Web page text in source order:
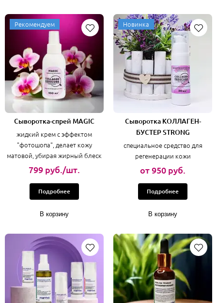
Рекомендуем
Сыворотка-спрей MAGIC
жидкий крем с эффектом
"фотошопа", делает кожу
матовой, убирая жирный блеск
799 руб./шт.
Подробнее
В корзину
Новинка
Сыворотка КОЛЛАГЕН-
БУСТЕР STRONG
специальное средство для
регенерации кожи
от 950 руб.
Подробнее
В корзину